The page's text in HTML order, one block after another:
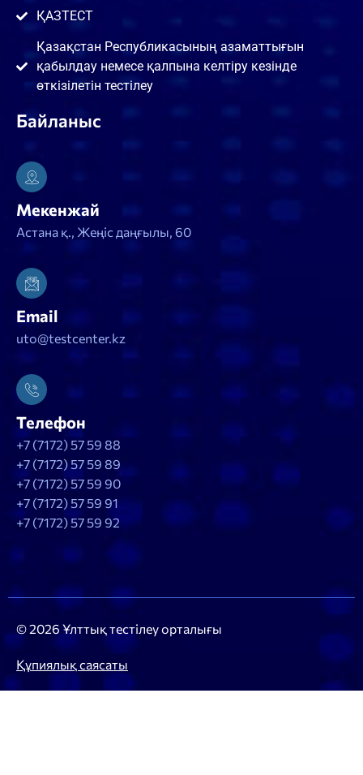
ҚАЗТЕСТ
Қазақстан Республикасының азаматтығын
қабылдау немесе қалпына келтіру кезінде
өткізілетін тестілеу
Байланыс
Мекенжай
Астана қ., Жеңіс даңғылы, 60
Email
uto@testcenter.kz
Телефон
+7 (7172) 57 59 88
+7 (7172) 57 59 89
+7 (7172) 57 59 90
+7 (7172) 57 59 91
+7 (7172) 57 59 92
© 2026 Ұлттық тестілеу орталығы
Құпиялық саясаты